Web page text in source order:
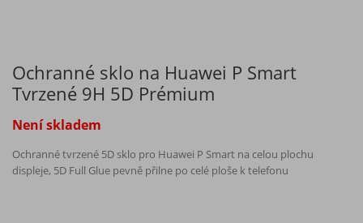
Ochranné sklo na Huawei P Smart
Tvrzené 9H 5D Prémium
Není skladem
Ochranné tvrzené 5D sklo pro Huawei P Smart na celou plochu
displeje, 5D Full Glue pevně přilne po celé ploše k telefonu